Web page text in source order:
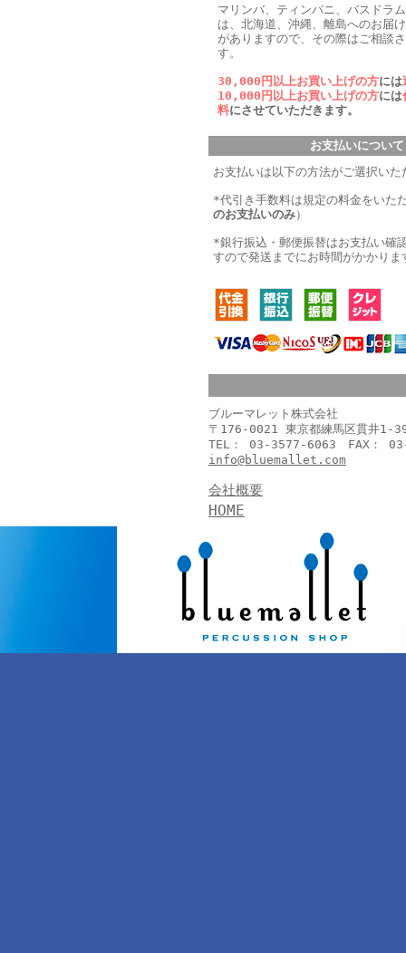
マリンバ、ティンパニ、バスドラ
は、北海道、沖縄、離島へのお届
がありますので、その際はご相談
す。
30,000円以上お買い上げの方には
10,000円以上お買い上げの方には
料にさせていただきます。
お支払いについて
お支払いは以下の方法がご選択いた
*代引き手数料は規定の料金をいた
のお支払いのみ）
*銀行振込・郵便振替はお支払い確
すので発送までにお時間がかかりま
ブルーマレット株式会社
〒176-0021 東京都練馬区貫井1-
TEL： 03-3577-6063 FAX：
info@bluemallet.com
会社概要
HOME